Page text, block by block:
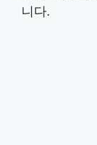
니다.